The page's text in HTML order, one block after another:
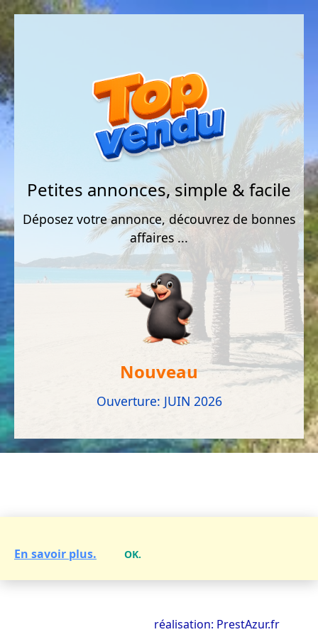
réalisation: PrestAzur.fr
Petites annonces, simple & facile
Déposez votre annonce, découvrez de bonnes
affaires ...
Nouveau
Ouverture: JUIN 2026
En savoir plus. OK.